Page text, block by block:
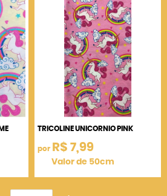
TRICOLINE UNICORNIO PINK
por R$ 7,99
Valor de 50cm